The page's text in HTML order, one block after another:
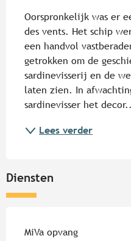
Oorspronkelijk was er
des vents. Het schip
een handvol
getrokken om de
sardinevisserij en de
laten zien. In
sardinevisser het
Lees verder
Diensten
MiVa opvang